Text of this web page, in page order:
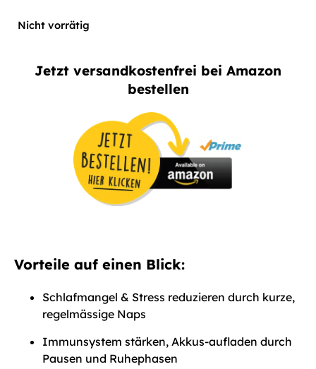
Nicht vorrätig
Jetzt versandkostenfrei bei Amazon
bestellen
Vorteile auf einen Blick:
Schlafmangel & Stress reduzieren durch kurze,
regelmässige Naps
Immunsystem stärken, Akkus-aufladen durch
Pausen und Ruhephasen